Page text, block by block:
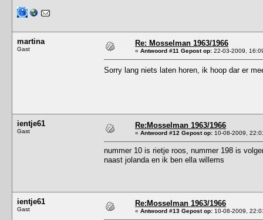
martina
Gast
Re: Mosselman 1963/1966
« Antwoord #11 Gepost op: 22-03-2009,
Sorry lang niets laten horen, ik hoop dar er
ientje61
Gast
Re:Mosselman 1963/1966
« Antwoord #12 Gepost op: 10-08-2009,
nummer 10 is rietje roos, nummer 198 is
naast jolanda en ik ben ella willems
ientje61
Gast
Re:Mosselman 1963/1966
« Antwoord #13 Gepost op: 10-08-2009,